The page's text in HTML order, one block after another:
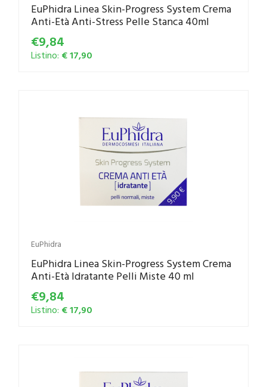
EuPhidra Linea Skin-Progress System Crema
Anti-Età Anti-Stress Pelle Stanca 40ml
€9,84
Listino: € 17,90
EuPhidra
EuPhidra Linea Skin-Progress System Crema
Anti-Età Idratante Pelli Miste 40 ml
€9,84
Listino: € 17,90